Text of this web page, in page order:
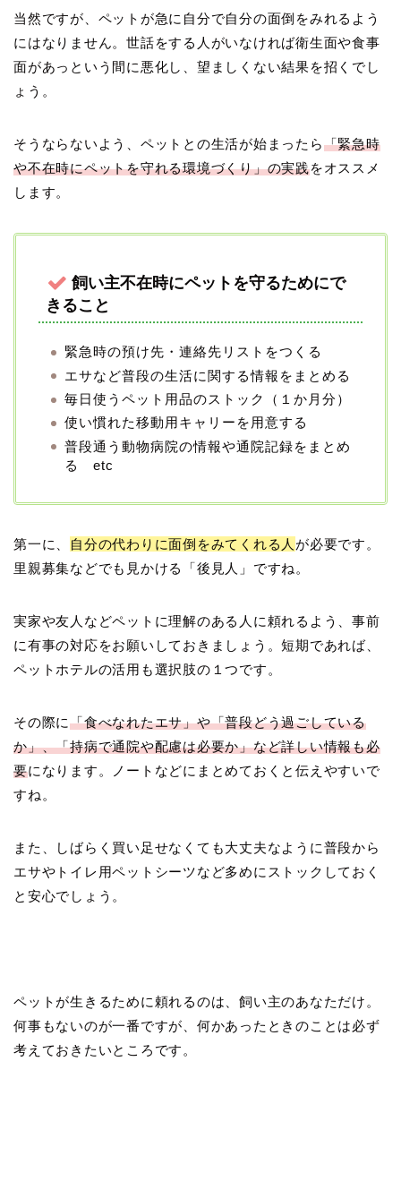
当然ですが、ペットが急に自分で自分の面倒をみれるよう
にはなりません。世話をする人がいなければ衛生面や食事
面があっという間に悪化し、望ましくない結果を招くでし
ょう。
そうならないよう、ペットとの生活が始まったら「緊急時
や不在時にペットを守れる環境づくり」の実践をオススメ
します。
飼い主不在時にペットを守るためにで
きること
緊急時の預け先・連絡先リストをつくる
エサなど普段の生活に関する情報をまとめる
毎日使うペット用品のストック（１か月分）
使い慣れた移動用キャリーを用意する
普段通う動物病院の情報や通院記録をまとめ
る etc
第一に、 自分の代わりに面倒をみてくれる人 が必要です。
里親募集などでも見かける「後見人」ですね。
実家や友人などペットに理解のある人に頼れるよう、事前
に有事の対応をお願いしておきましょう。短期であれば、
ペットホテルの活用も選択肢の１つです。
その際に「食べなれたエサ」や「普段どう過ごしている
か」、「持病で通院や配慮は必要か」など詳しい情報も必
要になります。ノートなどにまとめておくと伝えやすいで
すね。
また、しばらく買い足せなくても大丈夫なように普段から
エサやトイレ用ペットシーツなど多めにストックしておく
と安心でしょう。
ペットが生きるために頼れるのは、飼い主のあなただけ。
何事もないのが一番ですが、何かあったときのことは必ず
考えておきたいところです。